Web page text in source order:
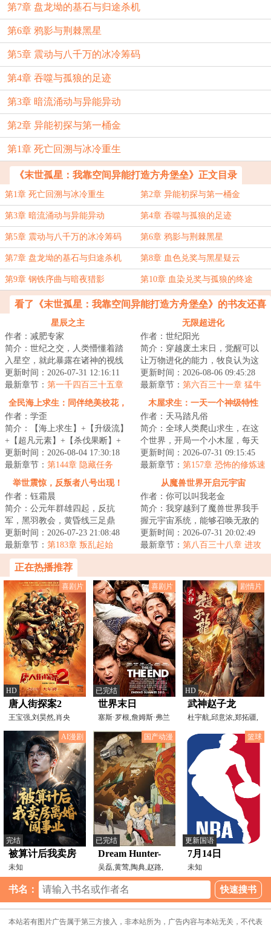
第7章 盘龙坳的基石与归途杀机
第6章 鸦影与荆棘黑星
第5章 震动与八千万的冰冷筹码
第4章 吞噬与孤狼的足迹
第3章 暗流涌动与异能异动
第2章 异能初探与第一桶金
第1章 死亡回溯与冰冷重生
《末世孤星：我靠空间异能打造方舟堡垒》正文目录
第1章 死亡回溯与冰冷重生 第2章 异能初探与第一桶金
第3章 暗流涌动与异能异动 第4章 吞噬与孤狼的足迹
第5章 震动与八千万的冰冷筹码 第6章 鸦影与荆棘黑星
第7章 盘龙坳的基石与归途杀机 第8章 血色兑奖与黑星疑云
第9章 钢铁序曲与暗夜猎影 第10章 血染兑奖与孤狼的终途
看了《末世孤星：我靠空间异能打造方舟堡垒》的书友还喜
星辰之主
作者：减肥专家
简介：世纪之交，人类懵懂着踏
入星空，就此暴露在诸神的视线
之下。少年罗南背负着祖父的罪
孽，走出实验室...
更新时间：2026-07-31 12:16:11
最新章节： 第一千四百三十五章
四连星（下）
无限超进化
作者：世纪阳光
简介：穿越废土末日，觉醒可以
让万物进化的能力，牧良认为这
很刑，日子越来越有判头了。一
棵草，被他进化...
更新时间：2026-08-06 09:45:28
最新章节： 第六百三十一章 猛牛
冲撞
全民海上求生：同伴绝美校花，
作者：学歪
简介：【海上求生】+【升级流】
+【超凡元素】+【杀伐果断】+
【多女主】+【船只升级】
&lt;br&gt;全民穿越...
更新时间：2026-08-04 17:30:18
最新章节： 第144章 隐藏任务
木屋求生：一天一个神级特性
作者：天马踏凡俗
简介：全球人类爬山求生，在这
个世界，开局一个小木屋，每天
都要朝着看不到山顶的山上前
进。&lt;br/&gt;...
更新时间：2026-07-31 09:15:45
最新章节： 第157章 恐怖的修炼速
举世震惊，反叛者八号出现！
作者：钰霜晨
简介：公元年群雄四起，反抗
军，黑羽教会，黄昏线三足鼎
立，传言教会的领导者得到了来
自真正神明的力量，...
更新时间：2026-07-23 21:08:48
最新章节： 第183章 叛乱起始
从魔兽世界开启元宇宙
作者：你可以叫我老金
简介：我穿越到了魔兽世界我手
握元宇宙系统，能够召唤无敌的
玩家游戏角色什么巨龙，古神，
泰坦，统统秒杀...
更新时间：2026-07-31 20:02:49
最新章节： 第八百三十八章 进攻
正在热播推荐
喜剧片
HD
唐人街探案2
王宝强,刘昊然,肖央
喜剧片
已完结
世界末日
塞斯·罗根,詹姆斯·弗兰
科,乔纳·希尔,杰
剧情片
HD
武神赵子龙
杜宇航,邱意浓,郑拓疆,
AI漫剧
完结
被算计后我卖房
离婚闯事业
未知
国产动漫
已完结
Dream Hunter-
狩梦人
吴磊,黄莺,陶典,赵路,
王明扬
篮球
更新国语
7月14日
2025NBA夏季联
赛 篮网VS奇才
未知
书名：
本站若有图片广告属于第三方接入，非本站所为，广告内容与本站无关，不代表